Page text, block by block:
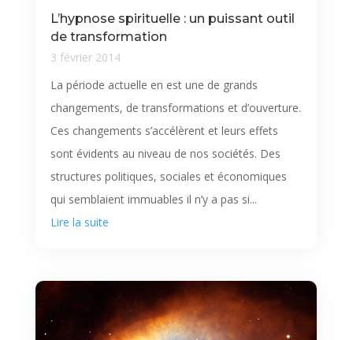
L’hypnose spirituelle : un puissant outil
de transformation
3 février 2014
La période actuelle en est une de grands
changements, de transformations et d’ouverture.
Ces changements s’accélèrent et leurs effets
sont évidents au niveau de nos sociétés. Des
structures politiques, sociales et économiques
qui semblaient immuables il n’y a pas si...
Lire la suite